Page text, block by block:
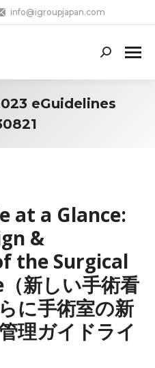
info@igroupjapan.com
Search:
eGuidelines
at a Glance:
&
the Surgical
新しい手術看
に手術室の新
理ガイドライ